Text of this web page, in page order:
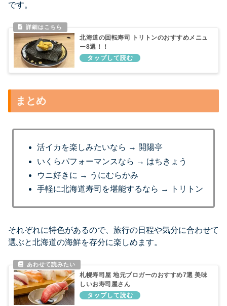
です。
北海道の回転寿司 トリトンのおすすめメニュ
ー8選！！
まとめ
活イカを楽しみたいなら → 開陽亭
いくらパフォーマンスなら → はちきょう
ウニ好きに → うにむらかみ
手軽に北海道寿司を堪能するなら → トリトン
それぞれに特色があるので、旅行の日程や気分に合わせて
選ぶと北海道の海鮮を存分に楽しめます。
札幌寿司屋 地元ブロガーのおすすめ7選 美味
しいお寿司屋さん